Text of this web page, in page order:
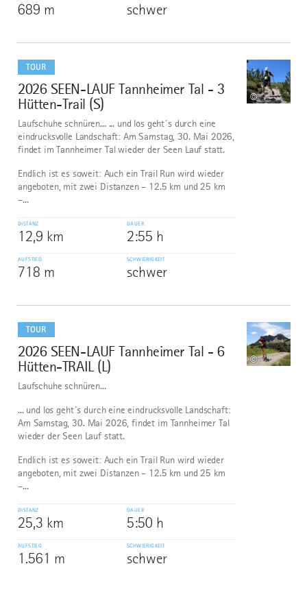
689 m schwer
TOUR
9
2026 SEEN-LAUF Tannheimer Tal - 3
Hütten-Trail (S)
©
Laufschuhe schnüren... ... und los geht´s durch eine
eindrucksvolle Landschaft: Am Samstag, 30. Mai 2026,
findet im Tannheimer Tal wieder der Seen Lauf statt.
Endlich ist es soweit: Auch ein Trail Run wird wieder
angeboten, mit zwei Distanzen – 12.5 km und 25 km
–...
DISTANZ
12,9 km
DAUER
2:55 h
AUFSTIEG
718 m
SCHWIERIGKEIT
schwer
dazu
TOUR
10
2026 SEEN-LAUF Tannheimer Tal - 6
Hütten-TRAIL (L)
©
Laufschuhe schnüren...
... und los geht´s durch eine eindrucksvolle Landschaft:
Am Samstag, 30. Mai 2026, findet im Tannheimer Tal
wieder der Seen Lauf statt.
Endlich ist es soweit: Auch ein Trail Run wird wieder
angeboten, mit zwei Distanzen – 12.5 km und 25 km
–...
DISTANZ
25,3 km
DAUER
5:50 h
AUFSTIEG
1.561 m
SCHWIERIGKEIT
schwer
dazu